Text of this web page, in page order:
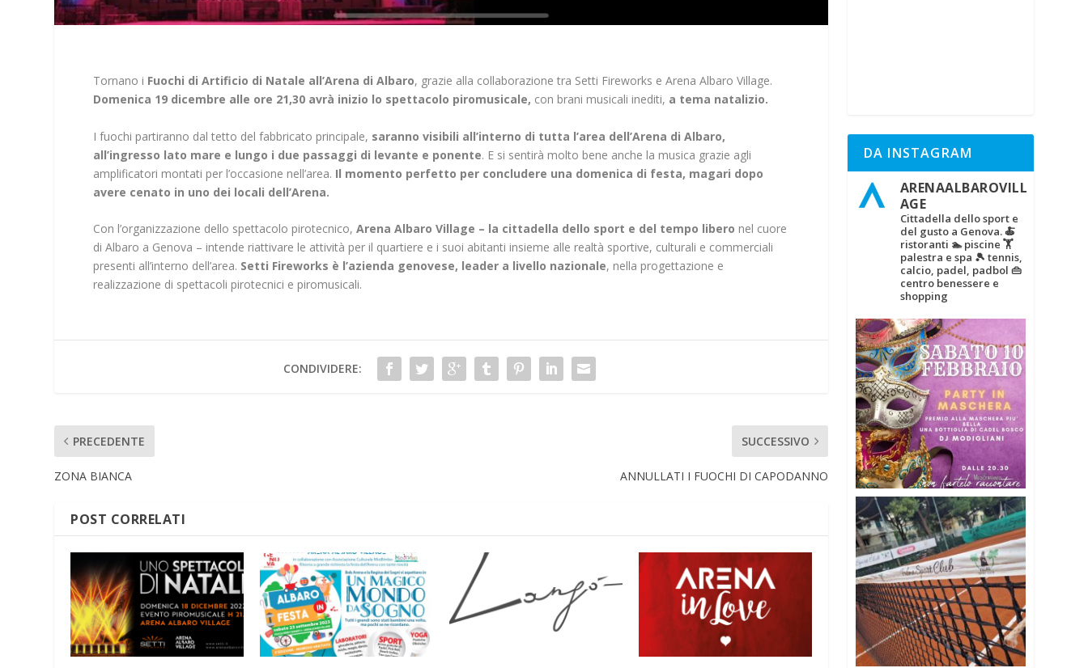
Tornano i Fuochi di Artificio di Natale all’Arena di Albaro, grazie alla collaborazione tra Setti Fireworks e Arena Albaro Village.
Domenica 19 dicembre alle ore 21,30 avrà inizio lo spettacolo piromusicale, con brani musicali inediti, a tema natalizio.
I fuochi partiranno dal tetto del fabbricato principale, saranno visibili all’interno di tutta l’area dell’Arena di Albaro,
all’ingresso lato mare e lungo i due passaggi di levante e ponente. E si sentirà molto bene anche la musica grazie agli
amplificatori montati per l’occasione nell’area. Il momento perfetto per concludere una domenica di festa, magari dopo
avere cenato in uno dei locali dell’Arena.
Con l’organizzazione dello spettacolo pirotecnico, Arena Albaro Village – la cittadella dello sport e del tempo libero nel cuore
di Albaro a Genova – intende riattivare le attività per il quartiere e i suoi abitanti insieme alle realtà sportive, culturali e commerciali
presenti all’interno dell’area. Setti Fireworks è l’azienda genovese, leader a livello nazionale, nella progettazione e
realizzazione di spettacoli pirotecnici e piromusicali.
CONDIVIDERE:
PRECEDENTE
ZONA BIANCA
SUCCESSIVO
ANNULLATI I FUOCHI DI CAPODANNO
POST CORRELATI
DA INSTAGRAM
ARENAALBAROVILL
AGE
Cittadella dello sport e
del gusto a Genova.🍝
ristoranti 🏊 piscine 🏋‍
palestra e spa 🎾 tennis,
calcio, padel, padbol 👜
centro benessere e
shopping